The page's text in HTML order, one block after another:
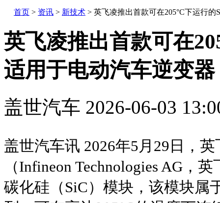
首页 > 资讯 > 新技术 > 英飞凌推出首款可在205°C下运行的
英飞凌推出首款可在
适用于电动汽车逆变器
盖世汽车 2026-06-03
盖世汽车讯 2026年5月29日，
（Infineon Technologies AG，
碳化硅（SiC）模块，该模块属